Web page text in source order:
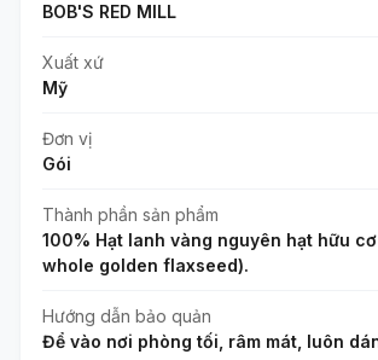
BOB'S RED MILL
Xuất xứ
Mỹ
Đơn vị
Gói
Thành phần sản phẩm
100% Hạt lanh vàng nguyên hạt hữu
whole golden flaxseed).
Hướng dẫn bảo quản
Để vào nơi phòng tối, râm mát, luôn